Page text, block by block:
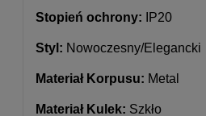
Stopień ochrony: IP20
Styl: Nowoczesny/Elegancki
Materiał Korpusu: Metal
Materiał Kulek: Szkło